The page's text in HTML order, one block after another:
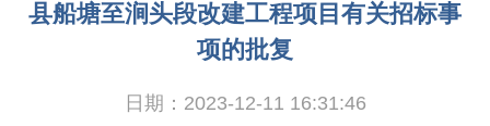
县船塘至涧头段改建工程项目有关招标事
项的批复
日期：2023-12-11 16:31:46